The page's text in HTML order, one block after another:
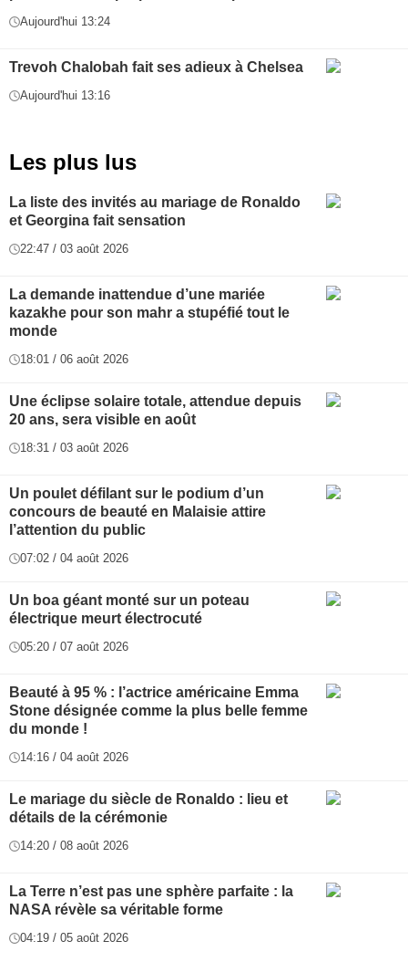
Aujourd'hui 13:24
Trevoh Chalobah fait ses adieux à Chelsea
Aujourd'hui 13:16
Les plus lus
La liste des invités au mariage de Ronaldo
et Georgina fait sensation
22:47 / 03 août 2026
La demande inattendue d’une mariée
kazakhe pour son mahr a stupéfié tout le
monde
18:01 / 06 août 2026
Une éclipse solaire totale, attendue depuis
20 ans, sera visible en août
18:31 / 03 août 2026
Un poulet défilant sur le podium d’un
concours de beauté en Malaisie attire
l’attention du public
07:02 / 04 août 2026
Un boa géant monté sur un poteau
électrique meurt électrocuté
05:20 / 07 août 2026
Beauté à 95 % : l’actrice américaine Emma
Stone désignée comme la plus belle femme
du monde !
14:16 / 04 août 2026
Le mariage du siècle de Ronaldo : lieu et
détails de la cérémonie
14:20 / 08 août 2026
La Terre n’est pas une sphère parfaite : la
NASA révèle sa véritable forme
04:19 / 05 août 2026